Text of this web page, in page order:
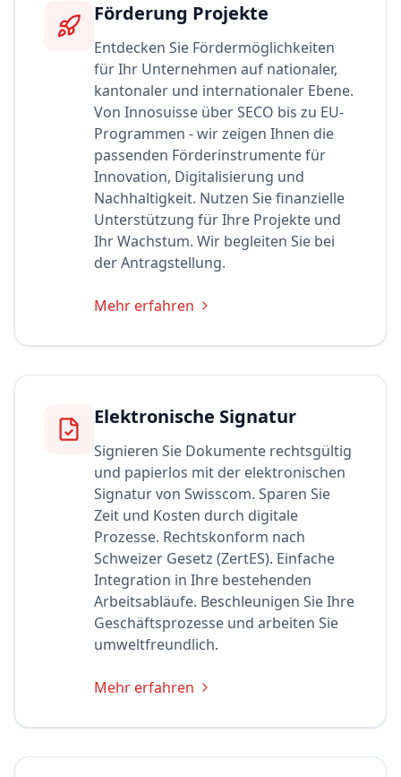
Förderung Projekte
Entdecken Sie Fördermöglichkeiten
für Ihr Unternehmen auf nationaler,
kantonaler und internationaler Ebene.
Von Innosuisse über SECO bis zu EU-
Programmen - wir zeigen Ihnen die
passenden Förderinstrumente für
Innovation, Digitalisierung und
Nachhaltigkeit. Nutzen Sie finanzielle
Unterstützung für Ihre Projekte und
Ihr Wachstum. Wir begleiten Sie bei
der Antragstellung.
Mehr erfahren
Elektronische Signatur
Signieren Sie Dokumente rechtsgültig
und papierlos mit der elektronischen
Signatur von Swisscom. Sparen Sie
Zeit und Kosten durch digitale
Prozesse. Rechtskonform nach
Schweizer Gesetz (ZertES). Einfache
Integration in Ihre bestehenden
Arbeitsabläufe. Beschleunigen Sie Ihre
Geschäftsprozesse und arbeiten Sie
umweltfreundlich.
Mehr erfahren